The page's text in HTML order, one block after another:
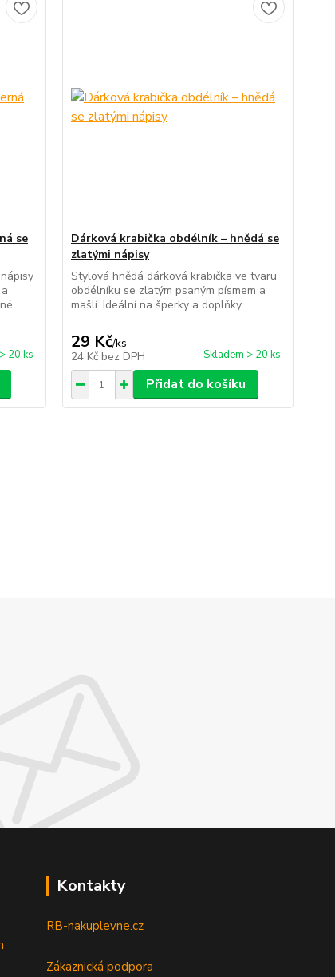
se
20 ks
Dárková krabička obdélník – hnědá se
zlatými nápisy
Stylová hnědá dárková krabička ve tvaru
obdélníku se zlatým psaným písmem a
mašlí. Ideální na šperky a doplňky.
29 Kč/ks
24 Kč bez DPH Skladem > 20 ks
Přidat do košíku
Kontakty
RB-nakuplevne.cz
Zákaznická podpora